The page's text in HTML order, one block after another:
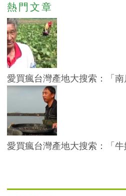
熱門文章
愛買瘋台灣產地大搜索：「南
愛買瘋台灣產地大搜索：「牛